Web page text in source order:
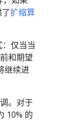
扩缩算
仅当当
和期望
继续进
。对于
10% 的